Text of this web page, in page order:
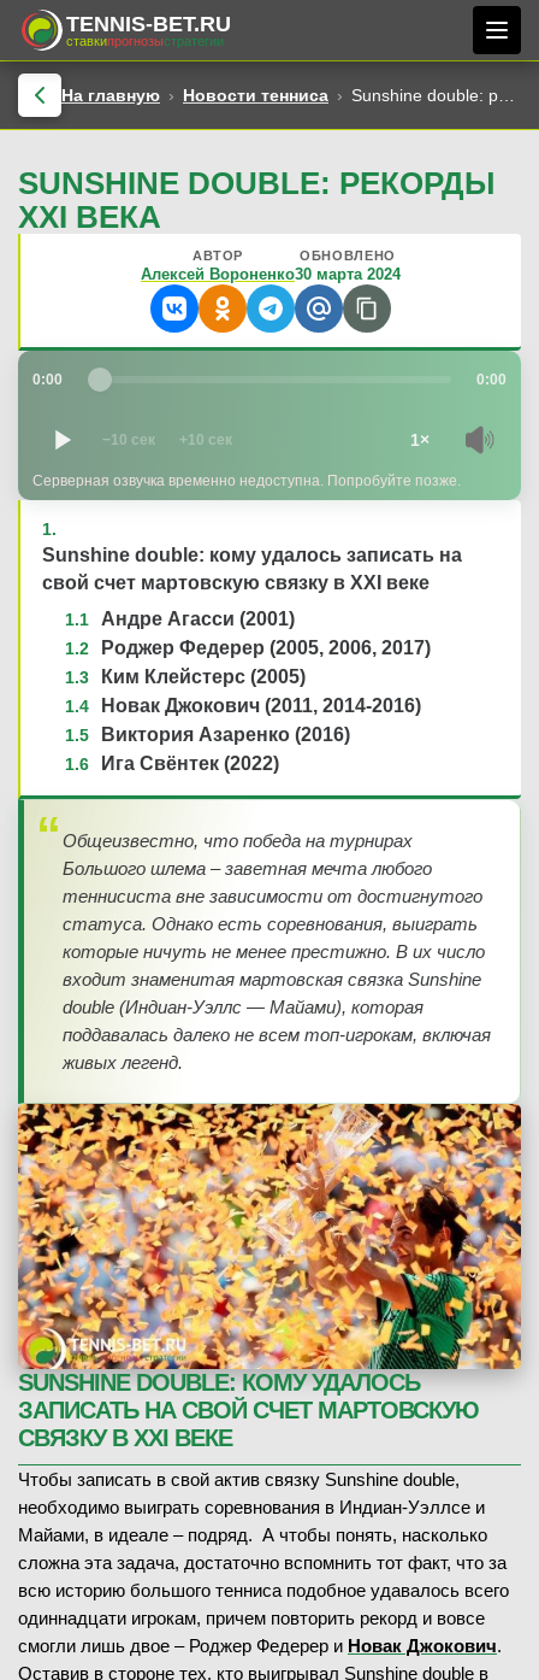
TENNIS-BET.RU
ставкипрогнозыстратегии
На главную Новости тенниса Sunshine double: рекорды XXI века
SUNSHINE DOUBLE: РЕКОРДЫ
XXI ВЕКА
АВТОР
Алексей Вороненко
ОБНОВЛЕНО
30 марта 2024
0:00 0:00
−10 сек +10 сек 1×
Серверная озвучка временно недоступна. Попробуйте позже.
Sunshine double: кому удалось записать на
свой счет мартовскую связку в XXI веке
Андре Агасси (2001)
Роджер Федерер (2005, 2006, 2017)
Ким Клейстерс (2005)
Новак Джокович (2011, 2014-2016)
Виктория Азаренко (2016)
Ига Свёнтек (2022)
Общеизвестно, что победа на турнирах
Большого шлема – заветная мечта любого
теннисиста вне зависимости от достигнутого
статуса. Однако есть соревнования, выиграть
которые ничуть не менее престижно. В их число
входит знаменитая мартовская связка Sunshine
double (Индиан-Уэллс — Майами), которая
поддавалась далеко не всем топ-игрокам, включая
живых легенд.
SUNSHINE DOUBLE: КОМУ УДАЛОСЬ
ЗАПИСАТЬ НА СВОЙ СЧЕТ МАРТОВСКУЮ
СВЯЗКУ В XXI ВЕКЕ
Чтобы записать в свой актив связку Sunshine double,
необходимо выиграть соревнования в Индиан-Уэллсе и
Майами, в идеале – подряд. А чтобы понять, насколько
сложна эта задача, достаточно вспомнить тот факт, что за
всю историю большого тенниса подобное удавалось всего
одиннадцати игрокам, причем повторить рекорд и вовсе
смогли лишь двое – Роджер Федерер и Новак Джокович.
Оставив в стороне тех, кто выигрывал Sunshine double в